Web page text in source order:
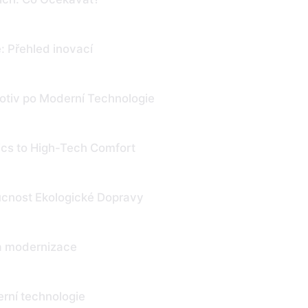
Přehled inovací
po Moderní Technologie
to High-Tech Comfort
Ekologické Dopravy
modernizace
technologie